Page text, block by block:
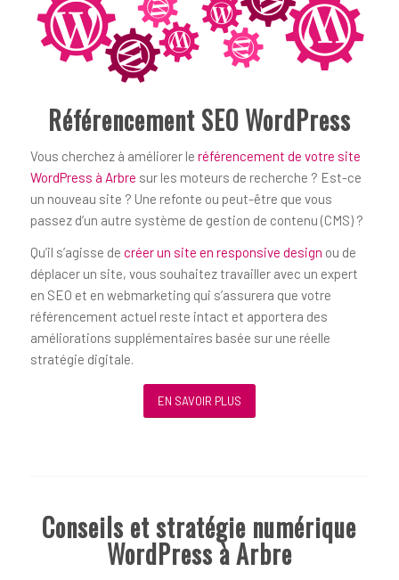
Référencement SEO WordPress
Vous cherchez à améliorer le référencement de votre site
WordPress à Arbre sur les moteurs de recherche ? Est-ce
un nouveau site ? Une refonte ou peut-être que vous
passez d’un autre système de gestion de contenu (CMS) ?
Qu’il s’agisse de créer un site en responsive design ou de
déplacer un site, vous souhaitez travailler avec un expert
en SEO et en webmarketing qui s’assurera que votre
référencement actuel reste intact et apportera des
améliorations supplémentaires basée sur une réelle
stratégie digitale.
EN SAVOIR PLUS
Conseils et stratégie numérique
WordPress à Arbre